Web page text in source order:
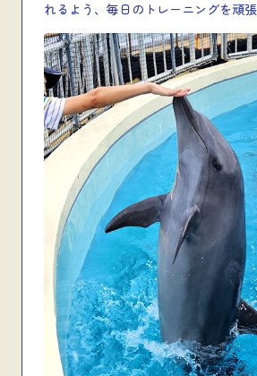
れるよう、毎日のトレーニングを頑張